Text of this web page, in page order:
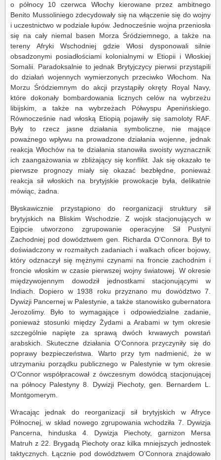
o północy 10 czerwca Włochy kierowane przez ambitnego
Benito Mussoliniego zdecydowały się na włączenie się do wojny
i uczestnictwo w podziale łupów. Jednocześnie wojna przeniosła
się na cały niemal basen Morza Śródziemnego, a także na
tereny Afryki Wschodniej gdzie Włosi dysponowali silnie
obsadzonymi posiadłościami kolonialnymi w Etiopii i Włoskiej
Somalii. Paradoksalnie to jednak Brytyjczycy pierwsi przystąpili
do działań wojennych wymierzonych przeciwko Włochom. Na
Morzu Śródziemnym do akcji przystąpiły okręty Royal Navy,
które dokonały bombardowania licznych celów na wybrzeżu
libijskim, a także na wybrzeżach Półwyspu Apenińskiego.
Równocześnie nad włoską Etiopią pojawiły się samoloty RAF.
Były to rzecz jasne działania symboliczne, nie mające
poważnego wpływu na prowadzone działania wojenne, jednak
reakcja Włochów na te działania stanowiła swoisty wyznacznik
ich zaangażowania w zbliżający się konflikt. Jak się okazało te
pierwsze prognozy miały się okazać bezbłędne, ponieważ
reakcja sił włoskich na brytyjskie prowokacje była, delikatnie
mówiąc, żadna.
Błyskawicznie przystąpiono do reorganizacji struktury sił
brytyjskich na Bliskim Wschodzie. Z wojsk stacjonujących w
Egipcie utworzono zgrupowanie operacyjne Sił Pustyni
Zachodniej pod dowództwem gen. Richarda O’Connora. Był to
doświadczony w rozmaitych zadaniach i walkach oficer bojowy,
który odznaczył się mężnymi czynami na froncie zachodnim i
froncie włoskim w czasie pierwszej wojny światowej. W okresie
międzywojennym dowodził jednostkami stacjonującymi w
Indiach. Dopiero w 1938 roku przyznano mu dowództwo 7.
Dywizji Pancernej w Palestynie, a także stanowisko gubernatora
Jerozolimy. Było to wymagające i odpowiedzialne zadanie,
ponieważ stosunki między Żydami a Arabami w tym okresie
szczególnie napięte za sprawą dwóch krwawych powstań
arabskich. Skuteczne działania O’Connora przyczyniły się do
poprawy bezpieczeństwa. Warto przy tym nadmienić, że w
utrzymaniu porządku publicznego w Palestynie w tym okresie
O’Connor współpracował z ówczesnym dowódcą stacjonującej
na północy Palestyny 8. Dywizji Piechoty, gen. Bernardem L.
Montgomerym.
Wracając jednak do reorganizacji sił brytyjskich w Afryce
Północnej, w skład nowego zgrupowania wchodziła 7. Dywizja
Pancerna, hinduska 4. Dywizja Piechoty, garnizon Mersa
Matruh z 22. Brygadą Piechoty oraz kilka mniejszych jednostek
taktycznych. Łącznie pod dowództwem O’Connora znajdowało